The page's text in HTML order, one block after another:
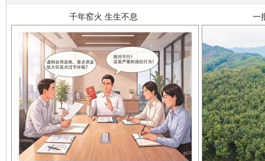
揭开“小金库”的免责幌子